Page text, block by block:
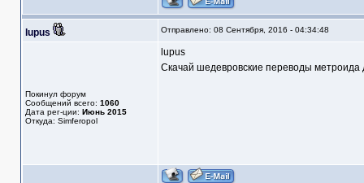
lupus Отправлено: 08 Сентября, 2016 - 04:34:48
Покинул форум
Сообщений всего: 1060
Дата рег-ции: Июнь 2015
Откуда: Simferopol
lupus
Скачай шедевровские переводы метроида